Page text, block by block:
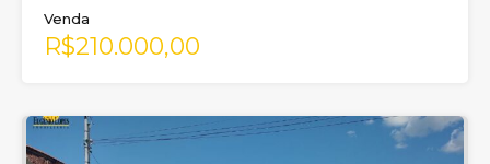
Venda
R$210.000,00